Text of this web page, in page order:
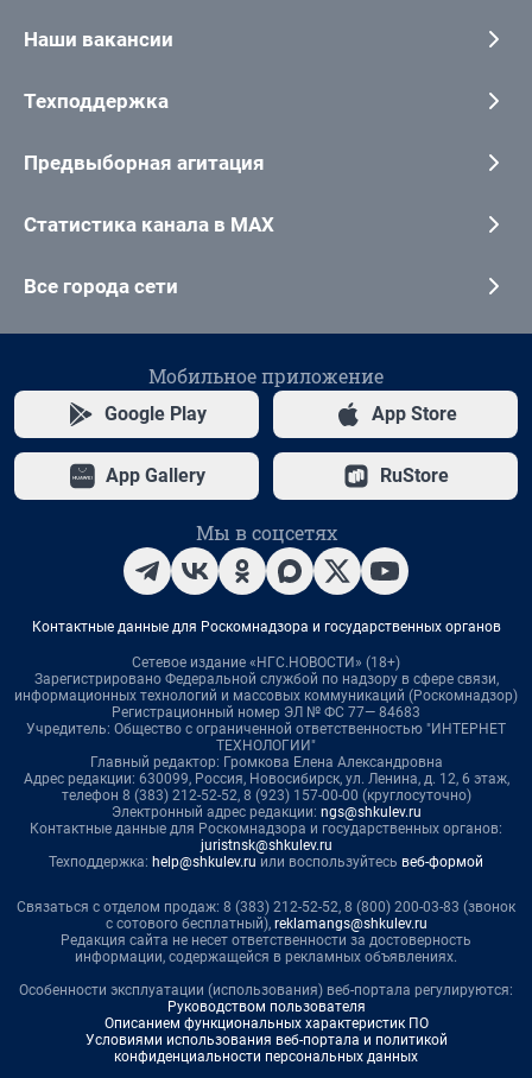
Наши вакансии
Техподдержка
Предвыборная агитация
Статистика канала в MAX
Все города сети
Мобильное приложение
Google Play App Store
App Gallery RuStore
Мы в соцсетях
Контактные данные для Роскомнадзора и государственных органов
Сетевое издание «НГС.НОВОСТИ» (18+)
Зарегистрировано Федеральной службой по надзору в сфере связи,
информационных технологий и массовых коммуникаций (Роскомнадзор)
Регистрационный номер ЭЛ № ФС 77— 84683
Учредитель: Общество с ограниченной ответственностью "ИНТЕРНЕТ
ТЕХНОЛОГИИ"
Главный редактор: Громкова Елена Александровна
Адрес редакции: 630099, Россия, Новосибирск, ул. Ленина, д. 12, 6 этаж,
телефон 8 (383) 212-52-52, 8 (923) 157-00-00 (круглосуточно)
Электронный адрес редакции: ngs@shkulev.ru
Контактные данные для Роскомнадзора и государственных органов:
juristnsk@shkulev.ru
Техподдержка: help@shkulev.ru или воспользуйтесь веб-формой
Связаться с отделом продаж: 8 (383) 212-52-52, 8 (800) 200-03-83 (звонок
с сотового бесплатный), reklamangs@shkulev.ru
Редакция сайта не несет ответственности за достоверность
информации, содержащейся в рекламных объявлениях.
Особенности эксплуатации (использования) веб-портала регулируются:
Руководством пользователя
Описанием функциональных характеристик ПО
Условиями использования веб-портала и политикой
конфиденциальности персональных данных